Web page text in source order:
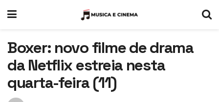
Boxer: novo filme de drama
da Netflix estreia nesta
quarta-feira (11)